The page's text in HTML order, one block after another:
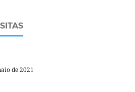
de 2021